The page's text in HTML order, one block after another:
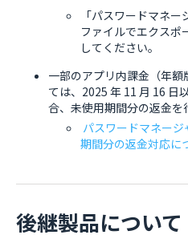
「パスワードマネ
ファイルでエクスポ
してください。
一部のアプリ内課金（年
ては、2025 年 11 月 16 日
合、未使用期間分の返金を
パスワードマネー
期間分の返金対応に
後継製品について